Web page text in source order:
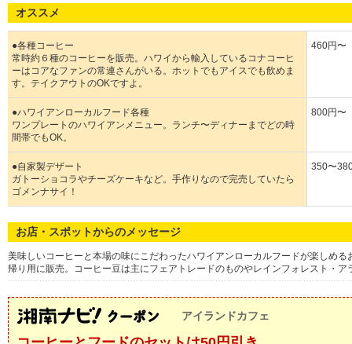
オススメ
●各種コーヒー
常時約６種のコーヒーを販売。ハワイから輸入しているコナコーヒ
ーはコアなファンの常連さんがいる。ホットでもアイスでも飲めま
す。テイクアウトのOKですよ。
460円〜
●ハワイアンローカルフード各種
ワンプレートのハワイアンメニュー。ランチ〜ディナーまでどの時
間帯でもOK。
800円〜
●自家製デザート
ガトーショコラやチーズケーキなど。手作りなので完売していたら
ゴメンナサイ！
350〜
お店・スポットからのメッセージ
美味しいコーヒーと本場の味にこだわったハワイアンローカルフードが楽しめ
帰り用に販売。コーヒー豆は主にフェアトレードのものやレインフォレスト・
アイランドカフェ